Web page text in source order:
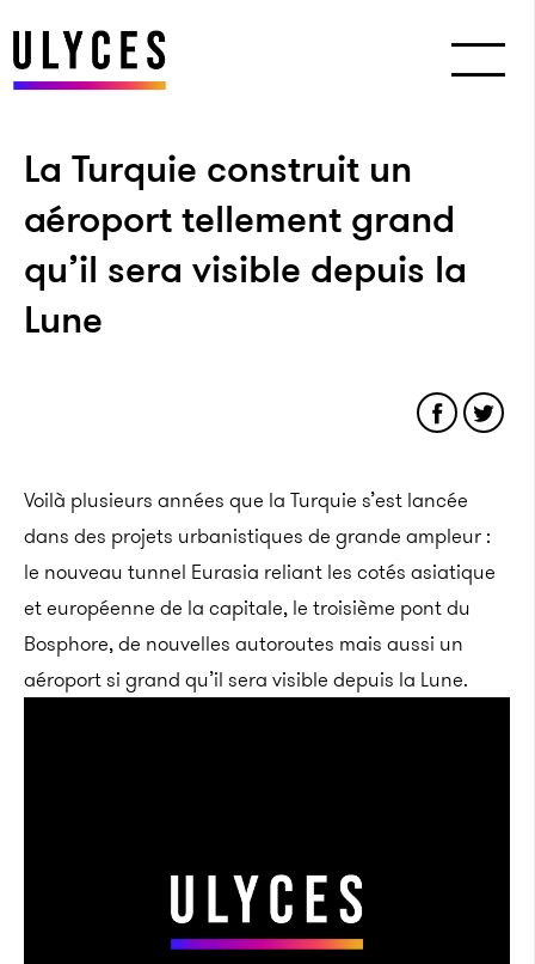
La Turquie construit un
aéroport tellement grand
qu’il sera visible depuis la
Lune
Voilà plusieurs années que la Turquie s’est lancée
dans des projets urbanistiques de grande ampleur :
le nouveau tunnel Eurasia reliant les cotés asiatique
et européenne de la capitale, le troisième pont du
Bosphore, de nouvelles autoroutes mais aussi un
aéroport si grand qu’il sera visible depuis la Lune.